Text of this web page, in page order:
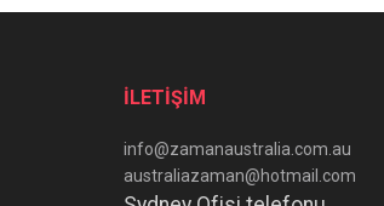
İLETİŞİM
info@zamanaustralia.com.au
australiazaman@hotmail.com